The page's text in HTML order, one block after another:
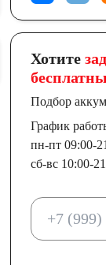
Хотите
Подбор
График
пн-пт 09:00-
сб-вс 10:00-